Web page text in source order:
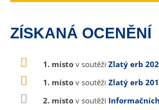
ZÍSKANÁ OCENĚNÍ
1. místo v soutěži Zlatý erb
1. místo v soutěži Zlatý erb
2. místo v soutěži